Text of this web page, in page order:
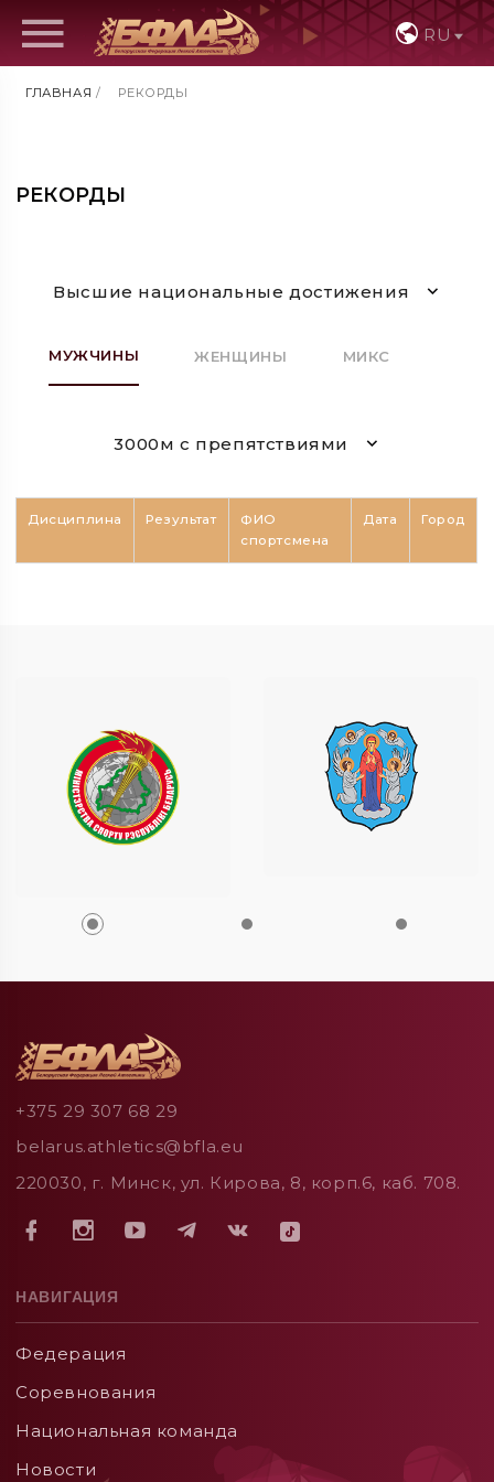
RU
ГЛАВНАЯ / РЕКОРДЫ
РЕКОРДЫ
Высшие национальные достижения
МУЖЧИНЫ ЖЕНЩИНЫ МИКС
3000м с препятствиями
Дисциплина Результат
ФИО
спортсмена
Дата Город
+375 29 307 68 29
belarus.athletics@bfla.eu
220030, г. Минск, ул. Кирова, 8, корп.6, каб. 708.
НАВИГАЦИЯ
Федерация
Соревнования
Национальная команда
Новости